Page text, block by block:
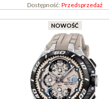
Dostępność:Przedsprzedaż
NOWOŚĆ